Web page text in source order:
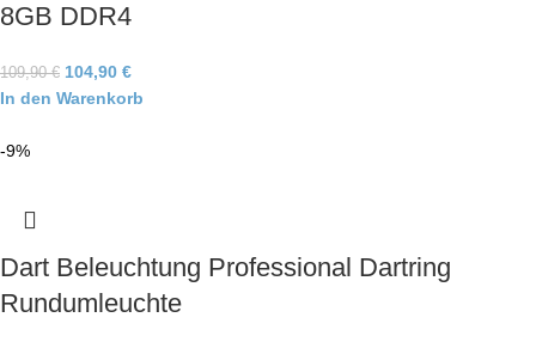
8GB DDR4
109,90€ 104,90 €
In den Warenkorb
-9%
Dart Beleuchtung Professional Dartring
Rundumleuchte